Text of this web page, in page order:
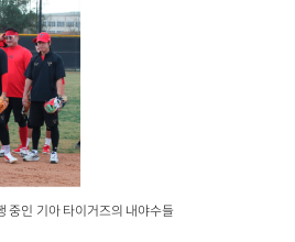
중인 기아 타이거즈의 내야수들